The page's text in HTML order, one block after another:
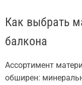
Как выбрать
балкона
Ассортимент
обширен: